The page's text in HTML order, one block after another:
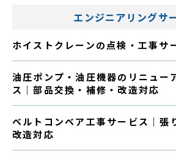
エンジニアリングサ
ホイストクレーンの点検・工事サ
油圧ポンプ・油圧機器のリニュー
ス｜部品交換・補修・改造対応
ベルトコンベア工事サービス｜張
改造対応